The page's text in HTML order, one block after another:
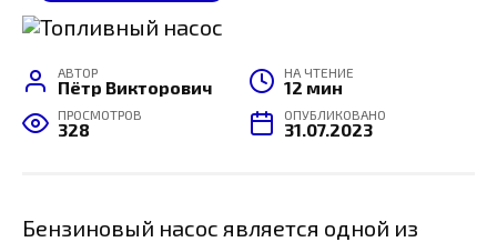
АВТОР
Пётр Викторович
НА ЧТЕНИЕ
12 мин
ПРОСМОТРОВ
328
ОПУБЛИКОВАНО
31.07.2023
Бензиновый насос является одной из